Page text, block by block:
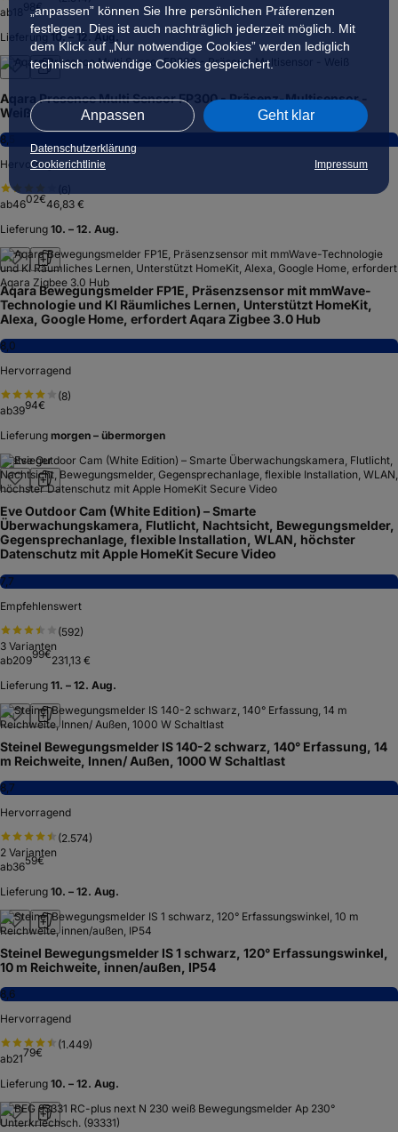
„anpassen” können Sie Ihre persönlichen Präferenzen
festlegen. Dies ist auch nachträglich jederzeit möglich. Mit
dem Klick auf „Nur notwendige Cookies” werden lediglich
technisch notwendige Cookies gespeichert.
Anpassen Geht klar
Datenschutzerklärung
Cookierichtlinie
Impressum
ab
€
Lieferung 10. – 12. Aug.
Aqara Presence Multi Sensor FP300 - Präsenz-Multisensor -
Weiß
8,5
Hervorragend
ab4602€46,83 €
Lieferung 10. – 12. Aug.
Aqara Bewegungsmelder FP1E, Präsenzsensor mit mmWave-
Technologie und KI Räumliches Lernen, Unterstützt HomeKit,
Alexa, Google Home, erfordert Aqara Zigbee 3.0 Hub
8,0
Hervorragend
(8)
ab3994€
Lieferung morgen – übermorgen
Testsieger
Eve Outdoor Cam (White Edition) – Smarte
Überwachungskamera, Flutlicht, Nachtsicht, Bewegungsmelder,
Gegensprechanlage, flexible Installation, WLAN, höchster
Datenschutz mit Apple HomeKit Secure Video
7,7
Empfehlenswert
(592)
3 Varianten
ab20999€231,13 €
Lieferung 11. – 12. Aug.
Steinel Bewegungsmelder IS 140-2 schwarz, 140° Erfassung, 14
m Reichweite, Innen/ Außen, 1000 W Schaltlast
8,7
Hervorragend
(2.574)
2 Varianten
ab3659€
Lieferung 10. – 12. Aug.
Steinel Bewegungsmelder IS 1 schwarz, 120° Erfassungswinkel,
10 m Reichweite, innen/außen, IP54
8,6
Hervorragend
(1.449)
ab2179€
Lieferung 10. – 12. Aug.